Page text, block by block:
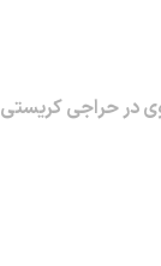
در حراجی کریستی